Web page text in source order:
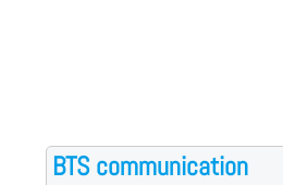
BTS communication